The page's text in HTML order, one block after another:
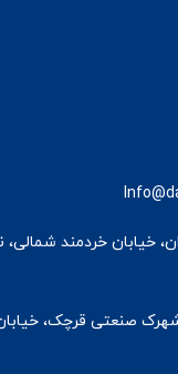
خیابان خردمند
صنعتی قرچک، خیابان